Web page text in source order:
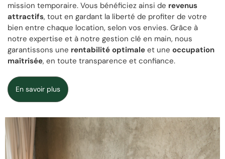
mission temporaire. Vous bénéficiez ainsi de revenus
attractifs, tout en gardant la liberté de profiter de votre
bien entre chaque location, selon vos envies. Grâce à
notre expertise et à notre gestion clé en main, nous
garantissons une rentabilité optimale et une occupation
maîtrisée, en toute transparence et confiance.
En savoir plus